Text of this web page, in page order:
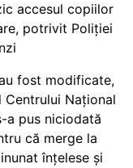
accesul copiilor
potrivit Poliției
fost modificate,
Centrului Național
a pus niciodată
că merge la
înțelese și